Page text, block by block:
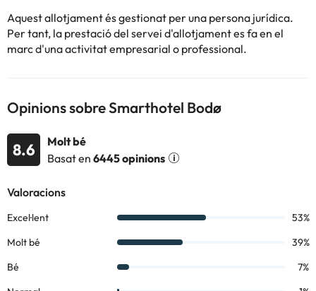
Aquest allotjament és gestionat per una persona jurídica.
Per tant, la prestació del servei d'allotjament es fa en el
marc d'una activitat empresarial o professional.
Opinions sobre Smarthotel Bodø
8.6
Molt bé
Basat en 6445 opinions